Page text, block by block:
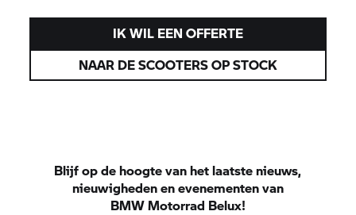
IK WIL EEN OFFERTE
NAAR DE SCOOTERS OP STOCK
Blijf op de hoogte van het laatste nieuws,
nieuwigheden en evenementen van
BMW Motorrad Belux!